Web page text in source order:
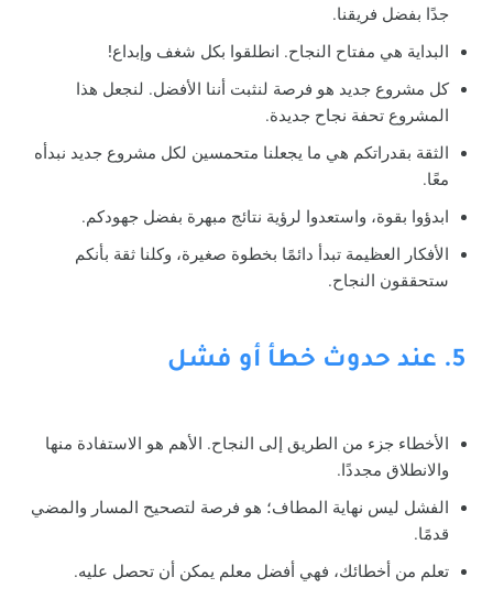
جدًا بفضل فريقنا.
البداية هي مفتاح النجاح. انطلقوا بكل شغف وإبداع!
كل مشروع جديد هو فرصة لنثبت أننا الأفضل. لنجعل هذا
المشروع تحفة نجاح جديدة.
الثقة بقدراتكم هي ما يجعلنا متحمسين لكل مشروع جديد نبدأه
معًا.
ابدؤوا بقوة، واستعدوا لرؤية نتائج مبهرة بفضل جهودكم.
الأفكار العظيمة تبدأ دائمًا بخطوة صغيرة، وكلنا ثقة بأنكم
ستحققون النجاح.
5. عند حدوث خطأ أو فشل
الأخطاء جزء من الطريق إلى النجاح. الأهم هو الاستفادة منها
والانطلاق مجددًا.
الفشل ليس نهاية المطاف؛ هو فرصة لتصحيح المسار والمضي
قدمًا.
تعلم من أخطائك، فهي أفضل معلم يمكن أن تحصل عليه.